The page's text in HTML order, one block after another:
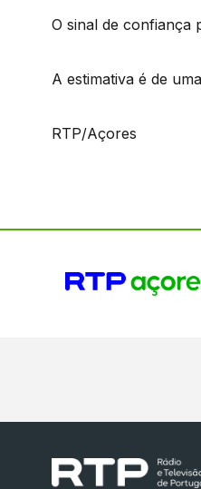
O sinal de confiança
A estimativa é de
RTP/Açores